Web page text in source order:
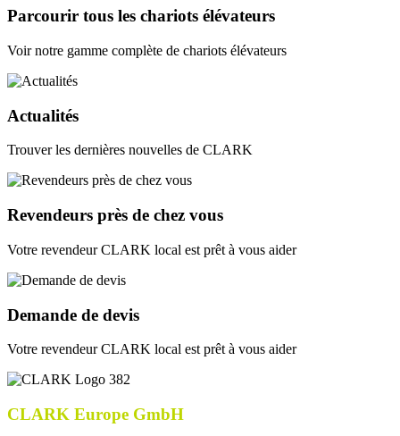
Parcourir tous les chariots élévateurs
Voir notre gamme complète de chariots élévateurs
Actualités
Trouver les dernières nouvelles de CLARK
Revendeurs près de chez vous
Votre revendeur CLARK local est prêt à vous aider
Demande de devis
Votre revendeur CLARK local est prêt à vous aider
CLARK Europe GmbH